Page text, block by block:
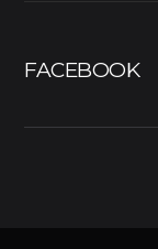
FACEBOOK